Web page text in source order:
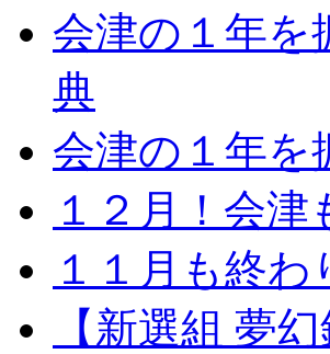
会津の１年を
典
会津の１年を
１２月！会
１１月も終
【新選組 夢